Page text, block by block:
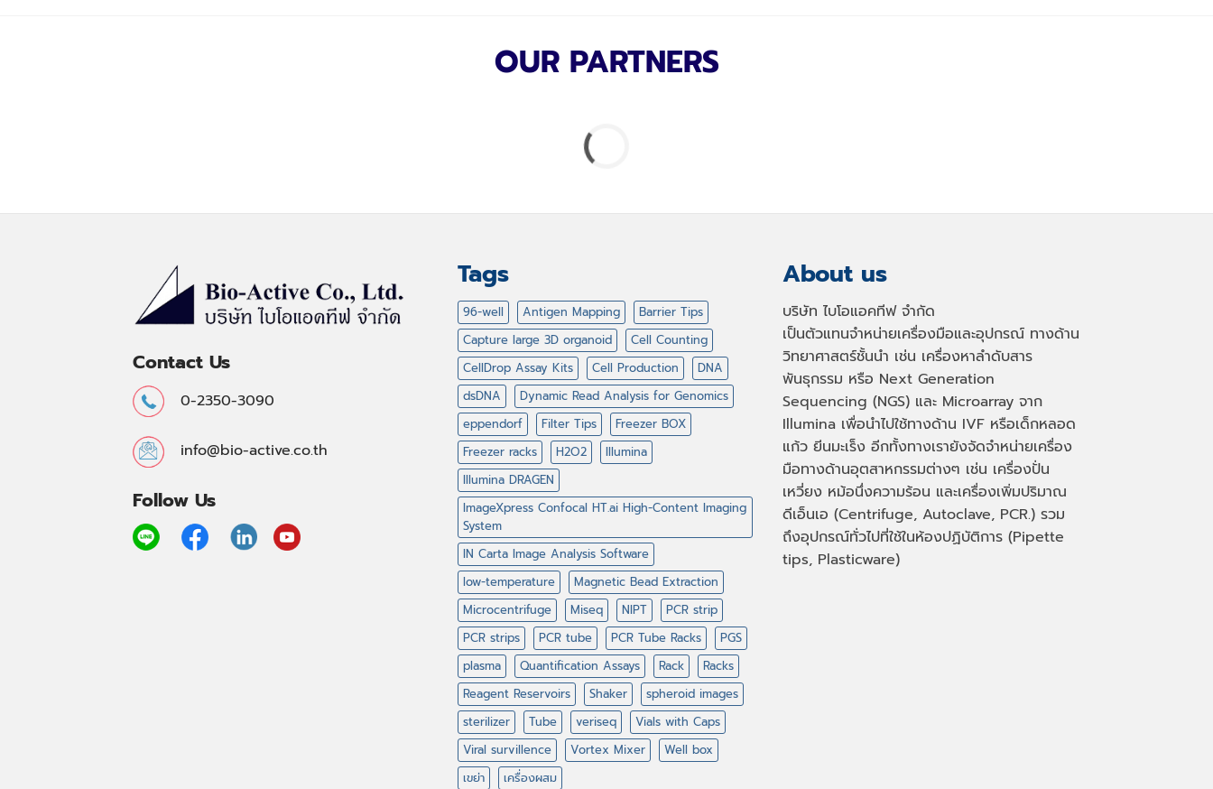
OUR PARTNERS
Contact Us
0-2350-3090
info@bio-active.co.th
Follow Us
Tags
96-well Antigen Mapping
Barrier Tips
Capture large 3D organoid
Cell Counting
CellDrop Assay Kits
Cell Production
DNA
dsDNA
Dynamic Read Analysis for Genomics
eppendorf
Filter Tips
Freezer BOX
Freezer racks
H2O2
Illumina
Illumina DRAGEN
ImageXpress Confocal HT.ai High-Content Imaging
System
IN Carta Image Analysis Software
low-temperature
Magnetic Bead Extraction
Microcentrifuge
Miseq NIPT
PCR strip
PCR strips
PCR tube PCR Tube Racks
PGS
plasma
Quantification Assays Rack
Racks
Reagent Reservoirs
Shaker
spheroid images
sterilizer
Tube veriseq
Vials with Caps
Viral survillence
Vortex Mixer
Well box
เขย่า
เครื่องผสม
About us
บริษัท ไบโอแอคทีฟ จำกัด
เป็นตัวแทนจำหน่ายเครื่องมือและอุปกรณ์ ทางด้าน
วิทยาศาสตร์ชั้นนำ เช่น เครื่องหาลำดับสาร
พันธุกรรม หรือ Next Generation
Sequencing (NGS) และ Microarray จาก
Illumina เพื่อนำไปใช้ทางด้าน IVF หรือเด็กหลอด
แก้ว ยีนมะเร็ง อีกทั้งทางเรายังจัดจำหน่ายเครื่อง
มือทางด้านอุตสาหกรรมต่างๆ เช่น เครื่องปั่น
เหวี่ยง หม้อนึ่งความร้อน และเครื่องเพิ่มปริมาณ
ดีเอ็นเอ (Centrifuge, Autoclave, PCR.) รวม
ถึงอุปกรณ์ทั่วไปที่ใช้ในห้องปฏิบัติการ (Pipette
tips, Plasticware)